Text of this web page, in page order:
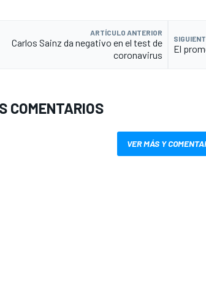
ARTÍCULO ANTERIOR
Carlos Sainz da negativo en el test de
coronavirus
El
COMENTARIOS
VER MÁS Y